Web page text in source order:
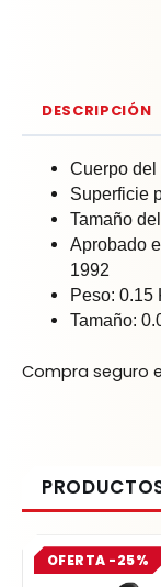
DESCRIPCIÓN
Cuerpo del
Superficie
Tamaño
Aprobado
1992
Peso: 0.15
Tamaño:
Compra seguro
OFERTA -25%
was:
is: